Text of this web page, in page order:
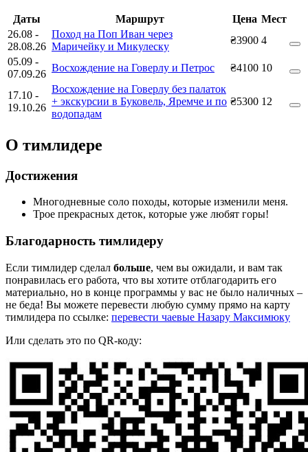
Даты Маршрут Цена Мест
26.08 -
28.08.26
Поход на Поп Иван через
Маричейку и Микулеску
₴3900 4
05.09 -
07.09.26
Восхождение на Говерлу и Петрос ₴4100 10
17.10 -
19.10.26
Восхождение на Говерлу без палаток
+ экскурсии в Буковель, Яремче и по
водопадам
₴5300 12
О тимлидере
Достижения
Многодневные соло походы, которые изменили меня.
Трое прекрасных деток, которые уже любят горы!
Благодарность тимлидеру
Если тимлидер сделал больше, чем вы ожидали, и вам так
понравилась его работа, что вы хотите отблагодарить его
материально, но в конце программы у вас не было наличных –
не беда! Вы можете перевести любую сумму прямо на карту
тимлидера по ссылке: перевести чаевые Назару Максимюку
Или сделать это по QR-коду: